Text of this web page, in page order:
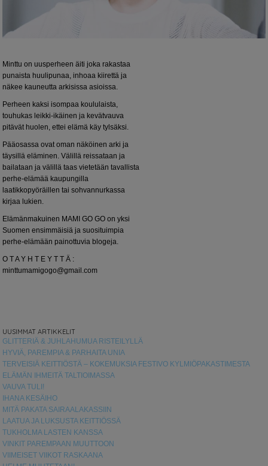
Minttu on uusperheen äiti joka rakastaa
punaista huulipunaa, inhoaa kiirettä ja
näkee kauneutta arkisissa asioissa.
Perheen kaksi isompaa koululaista,
touhukas leikki-ikäinen ja kevätvauva
pitävät huolen, ettei elämä käy tylsäksi.
Pääosassa ovat oman näköinen arki ja
täysillä eläminen. Välillä reissataan ja
bailataan ja välillä taas vietetään tavallista
perhe-elämää kaupungilla
laatikkopyöräillen tai sohvannurkassa
kirjaa lukien.
Elämänmakuinen MAMI GO GO on yksi
Suomen ensimmäisiä ja suosituimpia
perhe-elämään painottuvia blogeja.
O T A Y H T E Y T T Ä :
minttumamigogo@gmail.com
UUSIMMAT ARTIKKELIT
GLITTERIÄ & JUHLAHUMUA RISTEILYLLÄ
HYVIÄ, PAREMPIA & PARHAITA UNIA
TERVEISIÄ KEITTIÖSTÄ – KOKEMUKSIA FESTIVO KYLMIÖPAKASTIMESTA
ELÄMÄN IHMEITÄ TALTIOIMASSA
VAUVA TULI!
IHANA KESÄIHO
MITÄ PAKATA SAIRAALAKASSIIN
LAATUA JA LUKSUSTA KEITTIÖSSÄ
TUKHOLMA LASTEN KANSSA
VINKIT PAREMPAAN MUUTTOON
VIIMEISET VIIKOT RASKAANA